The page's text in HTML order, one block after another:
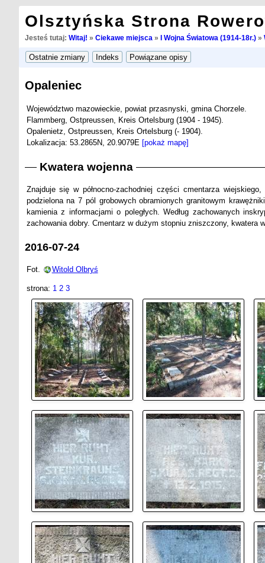
Olsztyńska Strona
Jesteś tutaj: Witaj! » Ciekawe miejsca » I Wojna Światowa (1914-18r.)»
Opaleniec
Województwo mazowieckie, powiat przasnyski, gmina Chorzele.
Flammberg, Ostpreussen, Kreis Ortelsburg (1904 - 1945).
Opalenietz, Ostpreussen, Kreis Ortelsburg (- 1904).
Lokalizacja: 53.2865N, 20.9079E [pokaż mapę]
Kwatera wojenna
Znajduje się w północno-zachodniej części cmentarza wiejskiego,
podzielona na 7 pól grobowych obramionych granitowym
kamienia z informacjami o poległych. Według zachowanych
zachowania dobry. Cmentarz w dużym stopniu zniszczony, kwatera
2016-07-24
Fot. Witold Olbryś
strona: 1 2 3